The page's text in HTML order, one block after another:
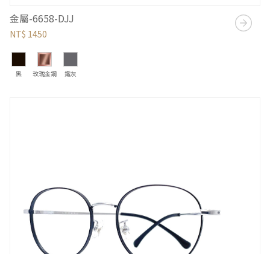
金屬-6658-DJJ
NT$ 1450
黑 玫瑰金銅 鐵灰